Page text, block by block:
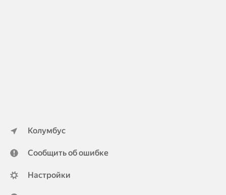
Колумбус
Сообщить об ошибке
Настройки